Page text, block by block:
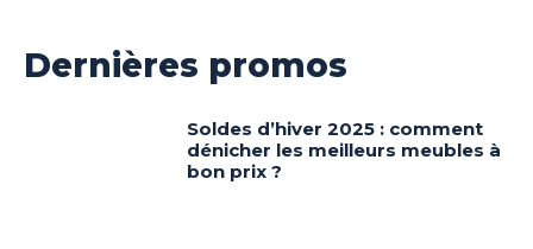
Dernières promos
Soldes d’hiver 2025 : comment
dénicher les meilleurs meubles à
bon prix ?